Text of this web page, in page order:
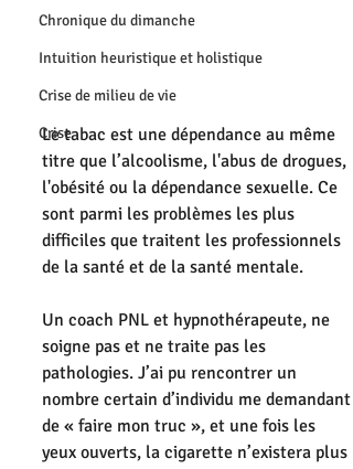
Chronique du dimanche
Intuition heuristique et holistique
Crise de milieu de vie
Crise
Le tabac est une dépendance au même
titre que l’alcoolisme, l'abus de drogues,
l'obésité ou la dépendance sexuelle. Ce
sont parmi les problèmes les plus
difficiles que traitent les professionnels
de la santé et de la santé mentale.
Un coach PNL et hypnothérapeute, ne
soigne pas et ne traite pas les
pathologies. J’ai pu rencontrer un
nombre certain d’individu me demandant
de « faire mon truc », et une fois les
yeux ouverts, la cigarette n’existera plus